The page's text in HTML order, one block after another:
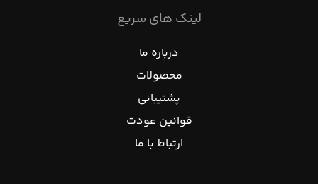
لینک های سریع
درباره ما
محصولات
پشتیبانی
قوانین عودت
ارتباط با ما